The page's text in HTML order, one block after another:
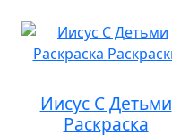
Иисус С Детьми
Раскраска